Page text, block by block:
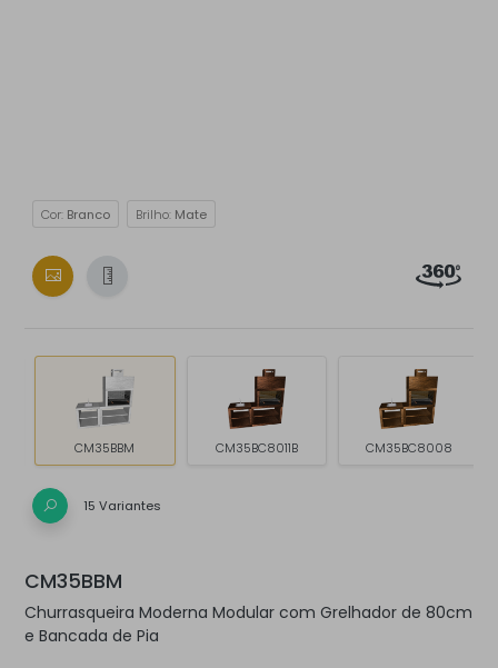
Cor: Branco Brilho: Mate
CM35BBM CM35BC8011B CM35BC8008
15 Variantes
CM35BBM
Churrasqueira Moderna Modular com Grelhador de 80cm
e Bancada de Pia